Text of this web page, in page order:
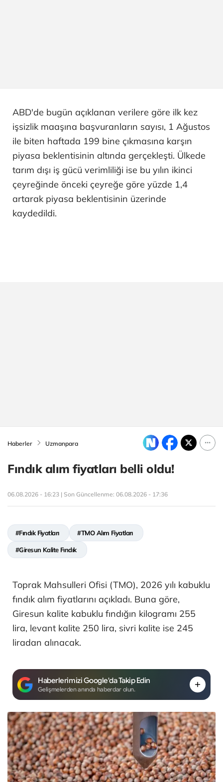
ABD'de bugün açıklanan verilere göre ilk kez
işsizlik maaşına başvuranların sayısı, 1 Ağustos
ile biten haftada 199 bine çıkmasına karşın
piyasa beklentisinin altında gerçekleşti. Ülkede
tarım dışı iş gücü verimliliği ise bu yılın ikinci
çeyreğinde önceki çeyreğe göre yüzde 1,4
artarak piyasa beklentisinin üzerinde
kaydedildi.
Haberler Uzmanpara
Fındık alım fiyatları belli oldu!
06.08.2026 - 16:23 | Son Güncellenme: 06.08.2026 - 17:36
#Fındık Fiyatları #TMO Alım Fiyatları
#Giresun Kalite Fındık
Toprak Mahsulleri Ofisi (TMO), 2026 yılı kabuklu
fındık alım fiyatlarını açıkladı. Buna göre,
Giresun kalite kabuklu fındığın kilogramı 255
lira, levant kalite 250 lira, sivri kalite ise 245
liradan alınacak.
Haberlerimizi Google'da Takip Edin
Gelişmelerden anında haberdar olun.